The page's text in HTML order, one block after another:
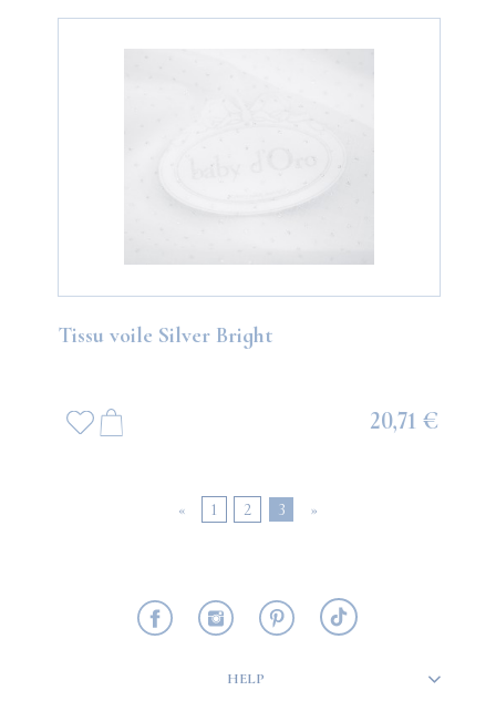
Tissu voile Silver Bright
20,71 €
« 1 2 3 »
HELP